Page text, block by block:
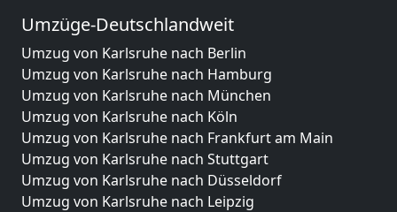
Umzüge-Deutschlandweit
Umzug von Karlsruhe nach Berlin
Umzug von Karlsruhe nach Hamburg
Umzug von Karlsruhe nach München
Umzug von Karlsruhe nach Köln
Umzug von Karlsruhe nach Frankfurt am Main
Umzug von Karlsruhe nach Stuttgart
Umzug von Karlsruhe nach Düsseldorf
Umzug von Karlsruhe nach Leipzig